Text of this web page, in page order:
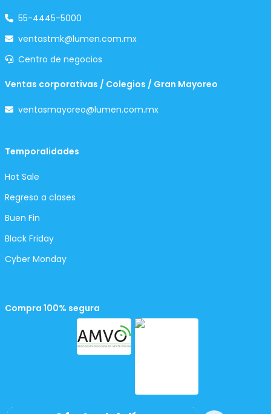
55-4445-5000
ventastmk@lumen.com.mx
Centro de negocios
Ventas corporativas / Colegios / Gran Mayoreo
ventasmayoreo@lumen.com.mx
Temporalidades
Hot Sale
Regreso a clases
Buen Fin
Black Friday
Cyber Monday
Compra 100% segura